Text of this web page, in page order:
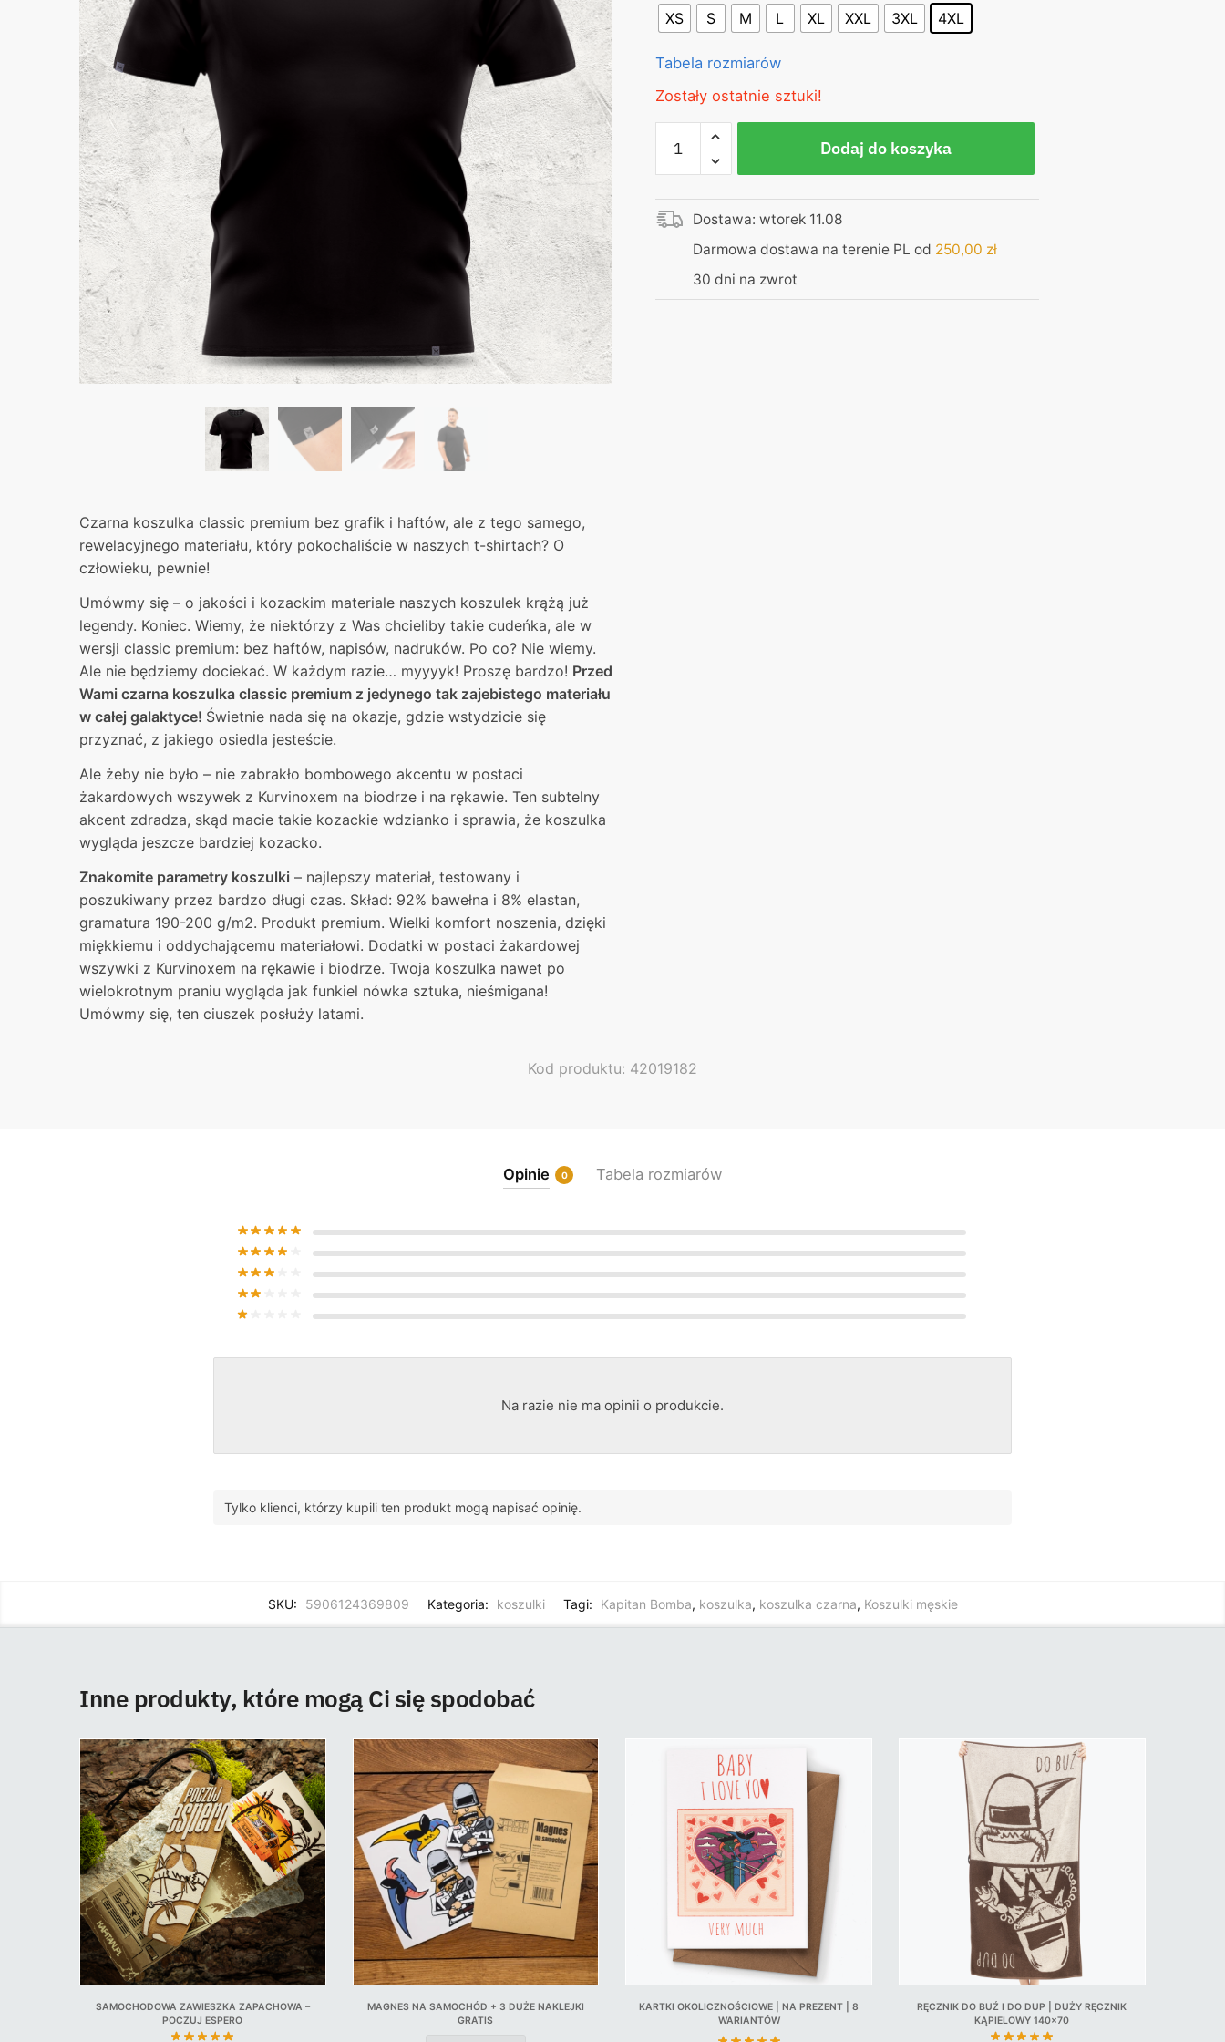
Czarna koszulka classic premium bez grafik i haftów, ale z tego samego,
rewelacyjnego materiału, który pokochaliście w naszych t-shirtach? O
człowieku, pewnie!
Umówmy się – o jakości i kozackim materiale naszych koszulek krążą już
legendy. Koniec. Wiemy, że niektórzy z Was chcieliby takie cudeńka, ale w
wersji classic premium: bez haftów, napisów, nadruków. Po co? Nie wiemy.
Ale nie będziemy dociekać. W każdym razie… myyyyk! Proszę bardzo! Przed
Wami czarna koszulka classic premium z jedynego tak zajebistego materiału
w całej galaktyce! Świetnie nada się na okazje, gdzie wstydzicie się
przyznać, z jakiego osiedla jesteście.
Ale żeby nie było – nie zabrakło bombowego akcentu w postaci
żakardowych wszywek z Kurvinoxem na biodrze i na rękawie. Ten subtelny
akcent zdradza, skąd macie takie kozackie wdzianko i sprawia, że koszulka
wygląda jeszcze bardziej kozacko.
Znakomite parametry koszulki – najlepszy materiał, testowany i
poszukiwany przez bardzo długi czas. Skład: 92% bawełna i 8% elastan,
gramatura 190-200 g/m2. Produkt premium. Wielki komfort noszenia, dzięki
miękkiemu i oddychającemu materiałowi. Dodatki w postaci żakardowej
wszywki z Kurvinoxem na rękawie i biodrze. Twoja koszulka nawet po
wielokrotnym praniu wygląda jak funkiel nówka sztuka, nieśmigana!
Umówmy się, ten ciuszek posłuży latami.
XS S M L XL XXL 3XL 4XL
Tabela rozmiarów
Zostały ostatnie sztuki!
Koszulka
Classic
Premium
|
Czarna
Dodaj do koszyka
Dostawa: wtorek 11.08
Darmowa dostawa na terenie PL od 250,00 zł
30 dni na zwrot
Kod produktu: 42019182
Opinie 0 Tabela rozmiarów
Na razie nie ma opinii o produkcie.
Tylko klienci, którzy kupili ten produkt mogą napisać opinię.
SKU: 5906124369809 Kategoria: koszulki Tagi: Kapitan Bomba, koszulka, koszulka czarna, Koszulki męskie
Inne produkty, które mogą Ci się spodobać
SAMOCHODOWA ZAWIESZKA ZAPACHOWA –
POCZUJ ESPERO
MAGNES NA SAMOCHÓD + 3 DUŻE NAKLEJKI
GRATIS
KARTKI OKOLICZNOŚCIOWE | NA PREZENT | 8
WARIANTÓW
RĘCZNIK DO BUŹ I DO DUP | DUŻY RĘCZNIK
KĄPIELOWY 140×70